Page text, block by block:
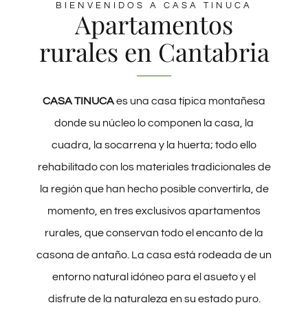
BIENVENIDOS A CASA TINUCA
Apartamentos
rurales en Cantabria
CASA TINUCAes una casa típica montañesa
donde su núcleo lo componen la casa, la
cuadra, la socarrena y la huerta; todo ello
rehabilitado con los materiales tradicionales de
la región que han hecho posible convertirla, de
momento, en tres exclusivos apartamentos
rurales, que conservan todo el encanto de la
casona de antaño. La casa está rodeada de un
entorno natural idóneo para el asueto y el
disfrute de la naturaleza en su estado puro.